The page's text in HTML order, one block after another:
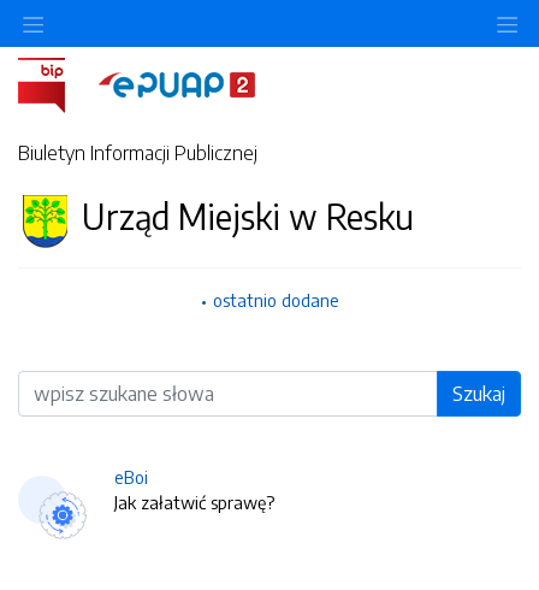
Biuletyn Informacji Publicznej
Urząd Miejski w Resku
ostatnio dodane
Wyszukiwarka Szukaj
eBoi
Jak załatwić sprawę?